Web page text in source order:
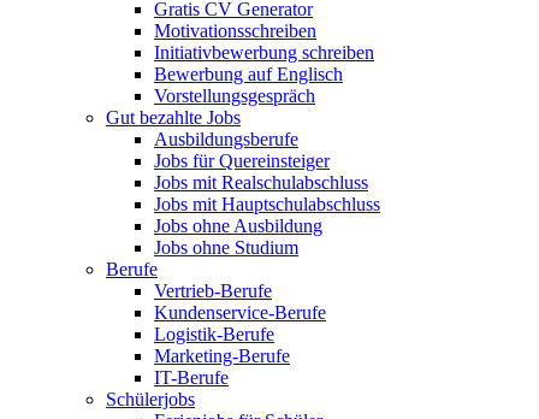
Gratis CV Generator
Motivationsschreiben
Initiativbewerbung schreiben
Bewerbung auf Englisch
Vorstellungsgespräch
Gut bezahlte Jobs
Ausbildungsberufe
Jobs für Quereinsteiger
Jobs mit Realschulabschluss
Jobs mit Hauptschulabschluss
Jobs ohne Ausbildung
Jobs ohne Studium
Berufe
Vertrieb-Berufe
Kundenservice-Berufe
Logistik-Berufe
Marketing-Berufe
IT-Berufe
Schülerjobs